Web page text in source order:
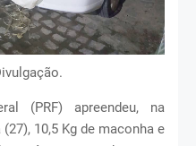
(PRF) apreendeu, na
10,5 Kg de maconha e